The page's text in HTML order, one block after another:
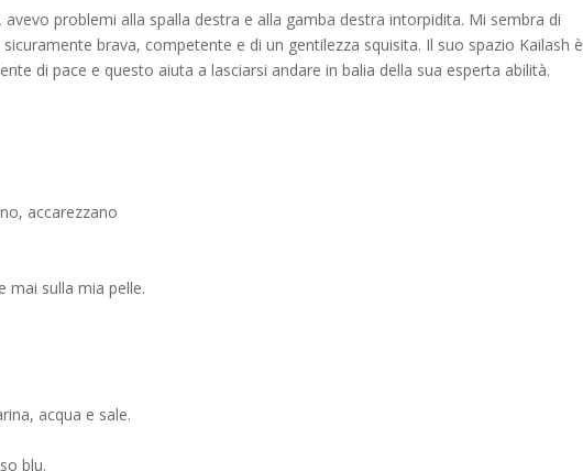
problemi alla spalla destra e alla gamba destra intorpidita. Mi sembra di
brava, competente e di un gentilezza squisita. Il suo spazio Kailash è
di pace e questo aiuta a lasciarsi andare in balia della sua esperta abilità.
accarezzano
mai sulla mia pelle.
acqua e sale.
blu.